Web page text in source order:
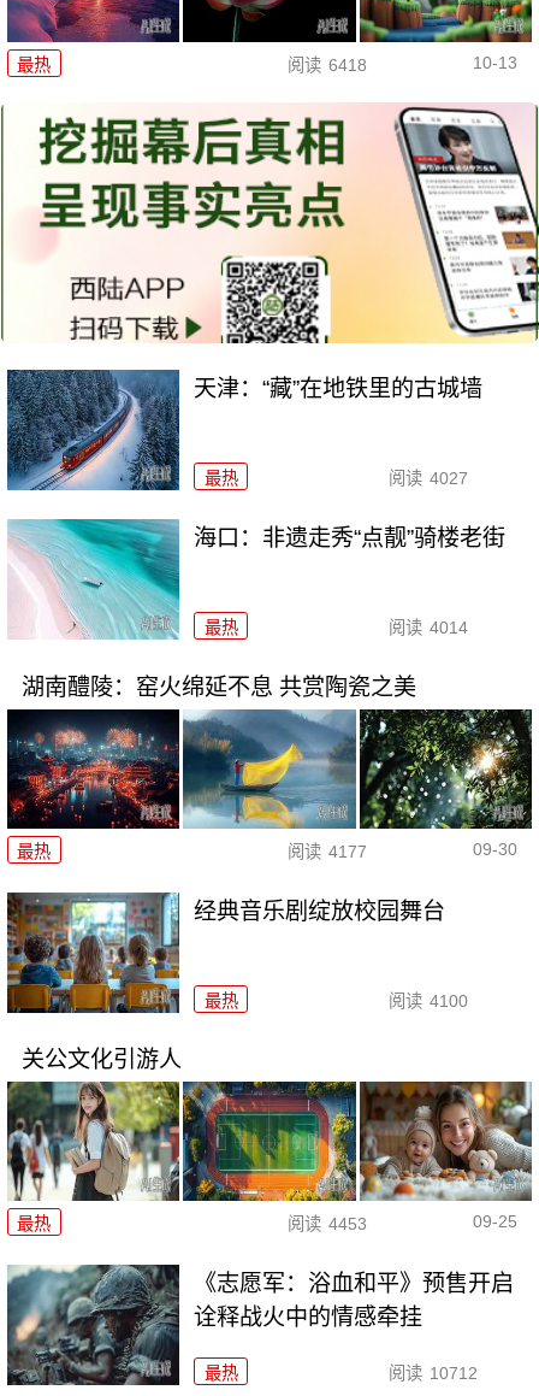
最热 阅读 6418 10-13
天津：“藏”在地铁里的古城墙
最热 阅读 4027
海口：非遗走秀“点靓”骑楼老街
最热 阅读 4014
湖南醴陵：窑火绵延不息 共赏陶瓷之美
最热 阅读 4177 09-30
经典音乐剧绽放校园舞台
最热 阅读 4100
关公文化引游人
最热 阅读 4453 09-25
《志愿军：浴血和平》预售开启
诠释战火中的情感牵挂
最热 阅读 10712